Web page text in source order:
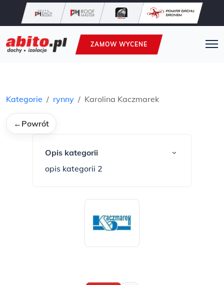
ZAMOW WYCENE
Kategorie rynny Karolina Kaczmarek
← Powrót
Opis kategorii ›
opis kategorii 2